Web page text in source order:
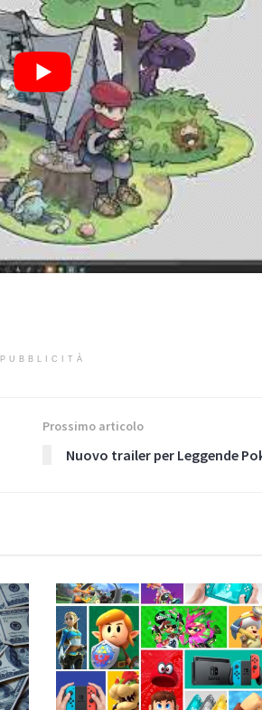
PUBBLICITÀ
Prossimo articolo
Nuovo trailer per Leggende